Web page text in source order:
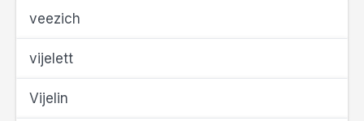
veezich
vijelett
Vijelin